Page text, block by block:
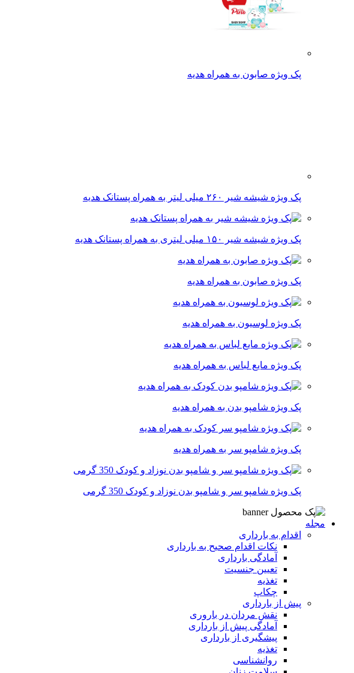
پک ویژه صابون به همراه هدیه
پک ویژه شیشه شیر ۲۶۰ میلی لیتر به همراه پستانک هدیه
پک ویژه شیشه شیر ۱۵۰ میلی لیتری به همراه پستانک هدیه
پک ویژه صابون به همراه هدیه
پک ویژه لوسیون به همراه هدیه
پک ویژه مایع لباس به همراه هدیه
پک ویژه شامپو بدن به همراه هدیه
پک ویژه شامپو سر به همراه هدیه
پک ویژه شامپو سر و شامپو بدن نوزاد و کودک 350 گرمی
مجله
اقدام به بارداری
نکات اقدام صحیح به بارداری
آمادگی بارداری
تعیین جنسیت
تغذیه
چکاپ
پیش از بارداری
نقش مردان در باروری
آمادگی پیش از بارداری
پیشگیری از بارداری
تغذیه
روانشناسی